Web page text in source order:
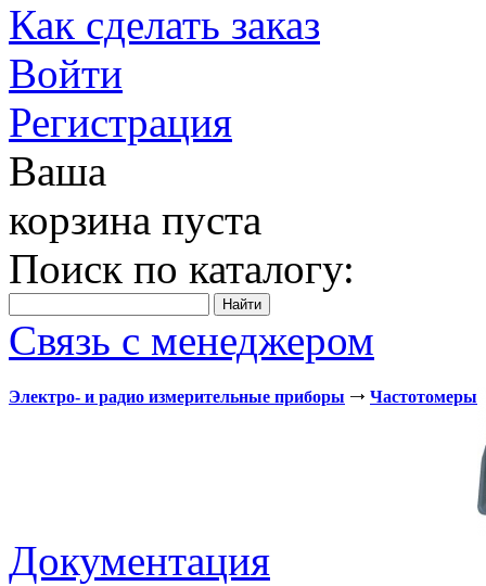
Как сделать заказ
Войти
Регистрация
Ваша
корзина пуста
Поиск по каталогу:
Связь с менеджером
Электро- и радио измерительные приборы Частотомеры
Документация